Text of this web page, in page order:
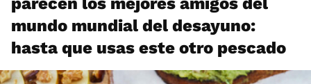
mundo mundial del desayuno:
hasta que usas este otro pescado